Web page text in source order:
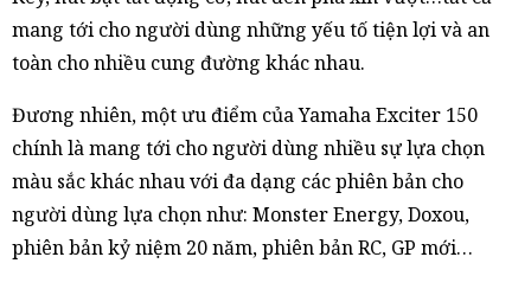
mang tới cho người dùng những yếu tố tiện lợi và an
toàn cho nhiều cung đường khác nhau.
Đương nhiên, một ưu điểm của Yamaha Exciter 150
chính là mang tới cho người dùng nhiều sự lựa chọn
màu sắc khác nhau với đa dạng các phiên bản cho
người dùng lựa chọn như: Monster Energy, Doxou,
phiên bản kỷ niệm 20 năm, phiên bản RC, GP mới…